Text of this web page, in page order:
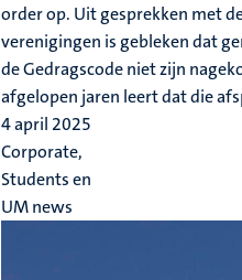
order op. Uit gesprekken met
verenigingen is gebleken dat
de Gedragscode niet zijn
afgelopen jaren leert dat die
4 april 2025
Corporate,
Students en
UM news